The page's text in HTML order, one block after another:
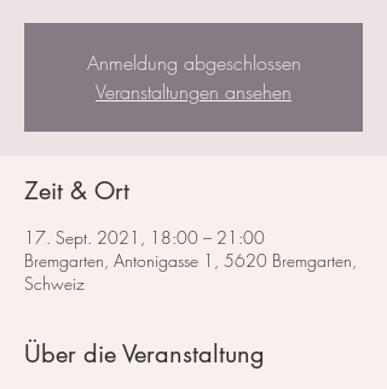
Anmeldung abgeschlossen
Veranstaltungen ansehen
Zeit & Ort
17. Sept. 2021, 18:00 – 21:00
Bremgarten, Antonigasse 1, 5620 Bremgarten,
Schweiz
Über die Veranstaltung